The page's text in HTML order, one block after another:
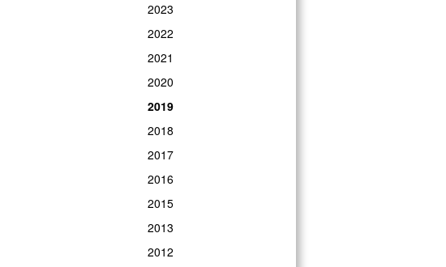
2023
2022
2021
2020
2019
2018
2017
2016
2015
2013
2012